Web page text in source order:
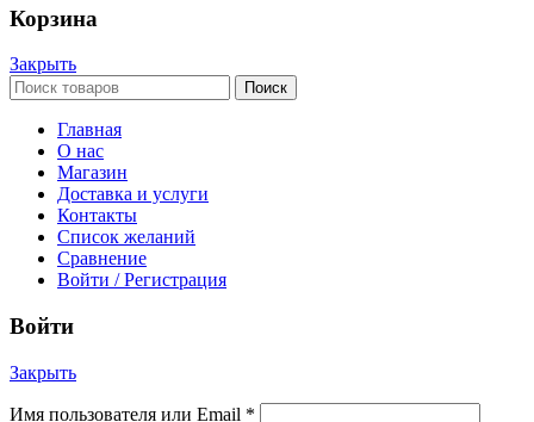
Корзина
Закрыть
Поиск
Главная
О нас
Магазин
Доставка и услуги
Контакты
Список желаний
Сравнение
Войти / Регистрация
Войти
Закрыть
Имя пользователя или Email *